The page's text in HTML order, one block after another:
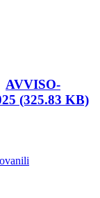
AVVISO-
(325.83 KB)